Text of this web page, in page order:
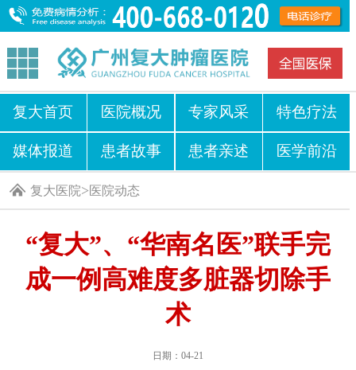
复大首页 医院概况 专家风采 特色疗法
媒体报道 患者故事 患者亲述 医学前沿
复大医院>医院动态
“复大”、“华南名医”联手完
成一例高难度多脏器切除手
术
日期：04-21